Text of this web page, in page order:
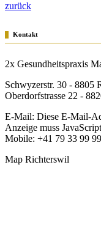
zurück
Kontakt
2x Gesundheitspraxis
Schwyzerstr. 30 - 8805
Oberdorfstrasse 22 -
E-Mail: Diese E-Mail-
Anzeige muss
Mobile: +41 79 33 99
Map Richterswil